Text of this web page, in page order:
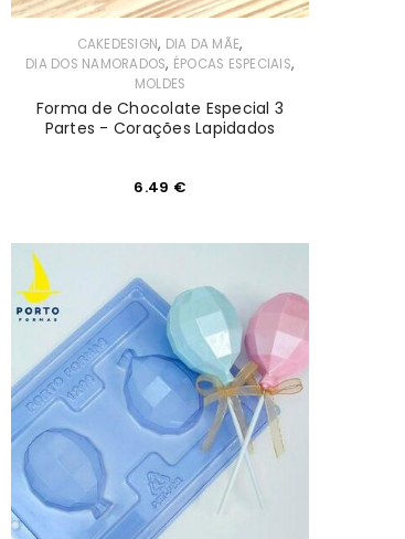
enviada para o
CAKEDESIGN, DIA DA MÃE,
DIA DOS NAMORADOS, ÉPOCAS ESPECIAIS,
MOLDES
Forma de Chocolate Especial 3
Partes - Corações Lapidados
6.49 €